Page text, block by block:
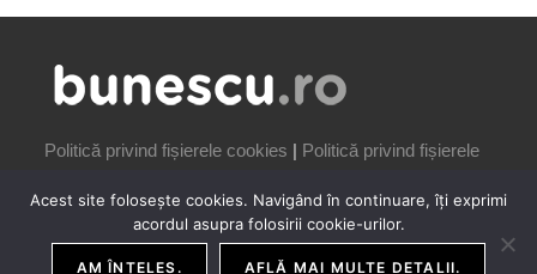
Politică privind fișierele cookies | Politică privind fișierele
Acest site folosește cookies. Navigând în continuare, îți exprimi
acordul asupra folosirii cookie-urilor.
AM ÎNȚELES. AFLĂ MAI MULTE DETALII.